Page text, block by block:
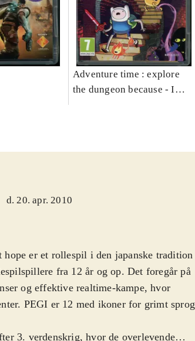
Adventure time : explore
the dungeon because - I
d. 20. apr. 2010
hope er et rollespil i den japanske tradition
fra 12 år og op. Det foregår på
og effektive realtime-kampe, hvor
PEGI er 12 med ikoner for grimt sprog
3. verdenskrig, hvor de overlevende